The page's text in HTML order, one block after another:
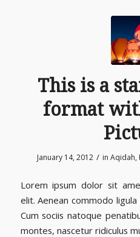
This is a
format
January 14, 2012 / inAqidah,
Lorem ipsum dolor sit
elit. Aenean commodo
Cum sociis natoque
montes, nascetur ridiculus